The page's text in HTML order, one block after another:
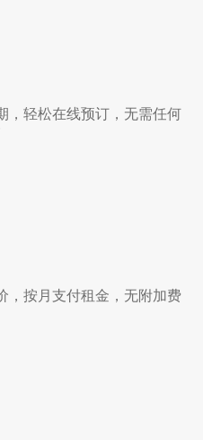
，轻松在线预订，无需任何
，按月支付租金，无附加费